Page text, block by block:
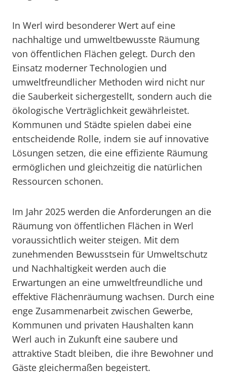
In Werl wird besonderer Wert auf eine
nachhaltige und umweltbewusste Räumung
von öffentlichen Flächen gelegt. Durch den
Einsatz moderner Technologien und
umweltfreundlicher Methoden wird nicht nur
die Sauberkeit sichergestellt, sondern auch die
ökologische Verträglichkeit gewährleistet.
Kommunen und Städte spielen dabei eine
entscheidende Rolle, indem sie auf innovative
Lösungen setzen, die eine effiziente Räumung
ermöglichen und gleichzeitig die natürlichen
Ressourcen schonen.
Im Jahr 2025 werden die Anforderungen an die
Räumung von öffentlichen Flächen in Werl
voraussichtlich weiter steigen. Mit dem
zunehmenden Bewusstsein für Umweltschutz
und Nachhaltigkeit werden auch die
Erwartungen an eine umweltfreundliche und
effektive Flächenräumung wachsen. Durch eine
enge Zusammenarbeit zwischen Gewerbe,
Kommunen und privaten Haushalten kann
Werl auch in Zukunft eine saubere und
attraktive Stadt bleiben, die ihre Bewohner und
Gäste gleichermaßen begeistert.